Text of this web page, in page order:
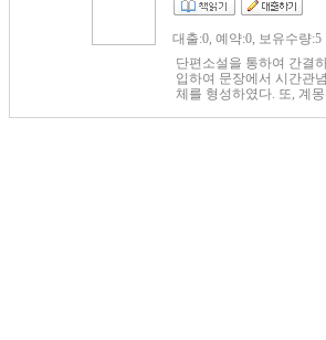
대출:0, 예약:0, 보유수량
단편소설을 통하여 간결
입하여 문장에서 시간관
체를 형성하였다. 또, 계